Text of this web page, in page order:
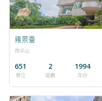
雍景臺
西半山
651
單位
2
座數
1994
年份